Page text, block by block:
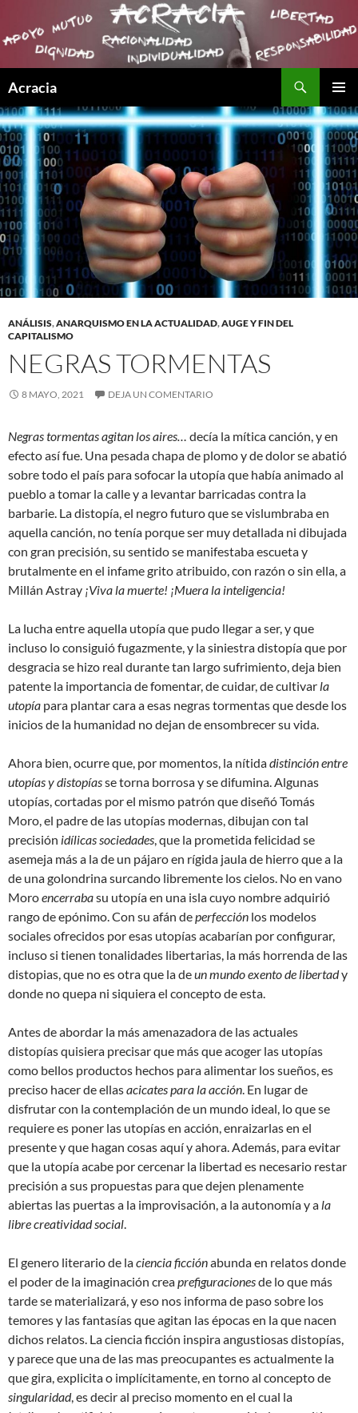
Acracia
MENÚ
AL
CONTENIDO
ANÁLISIS,ANARQUISMO EN LA ACTUALIDAD,AUGE Y FIN DEL
CAPITALISMO
NEGRAS TORMENTAS
8 MAYO, 2021 DEJA UN COMENTARIO
Negras tormentas agitan los aires… decía la mítica canción, y en
efecto así fue. Una pesada chapa de plomo y de dolor se abatió
sobre todo el país para sofocar la utopía que había animado al
pueblo a tomar la calle y a levantar barricadas contra la
barbarie. La distopía, el negro futuro que se vislumbraba en
aquella canción, no tenía porque ser muy detallada ni dibujada
con gran precisión, su sentido se manifestaba escueta y
brutalmente en el infame grito atribuido, con razón o sin ella, a
Millán Astray ¡Viva la muerte! ¡Muera la inteligencia!
La lucha entre aquella utopía que pudo llegar a ser, y que
incluso lo consiguió fugazmente, y la siniestra distopía que por
desgracia se hizo real durante tan largo sufrimiento, deja bien
patente la importancia de fomentar, de cuidar, de cultivar la
utopía para plantar cara a esas negras tormentas que desde los
inicios de la humanidad no dejan de ensombrecer su vida.
Ahora bien, ocurre que, por momentos, la nítidadistinción entre
utopías y distopíasse torna borrosa y se difumina. Algunas
utopías, cortadas por el mismo patrón que diseñó Tomás
Moro, el padre de las utopías modernas, dibujan con tal
precisión idílicas sociedades, que la prometida felicidad se
asemeja más a la de un pájaro en rígida jaula de hierro que a la
de una golondrina surcando libremente los cielos. No en vano
Moroencerrabasu utopía en una isla cuyo nombre adquirió
rango de epónimo. Con su afán deperfección los modelos
sociales ofrecidos por esas utopías acabarían por configurar,
incluso si tienen tonalidades libertarias, la más horrenda de las
distopias, que no es otra que la deun mundo exento de libertady
donde no quepa ni siquiera el concepto de esta.
Antes de abordar la más amenazadora de las actuales
distopías quisiera precisar que más que acoger las utopías
como bellos productos hechos para alimentar los sueños, es
preciso hacer de ellasacicates para la acción. En lugar de
disfrutar con la contemplación de un mundo ideal, lo que se
requiere es poner las utopías en acción, enraizarlas en el
presente y que hagan cosas aquí y ahora. Además, para evitar
que la utopía acabe por cercenar la libertad es necesario restar
precisión a sus propuestas para que dejen plenamente
abiertas las puertas a la improvisación, a la autonomía y a la
libre creatividad social.
El genero literario de laciencia ficciónabunda en relatos donde
el poder de la imaginación creaprefiguracionesde lo que más
tarde se materializará, y eso nos informa de paso sobre los
temores y las fantasías que agitan las épocas en la que nacen
dichos relatos. La ciencia ficción inspira angustiosas distopías,
y parece que una de las mas preocupantes es actualmente la
que gira, explicita o implícitamente, en torno al concepto de
singularidad, es decir al preciso momento en el cual la